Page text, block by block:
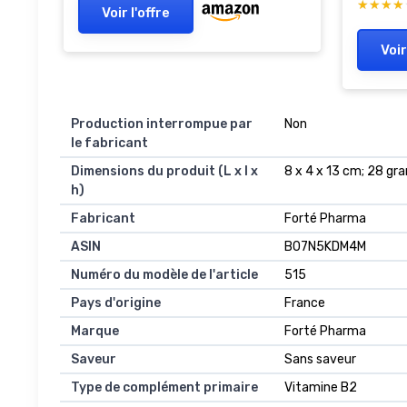
Voir l'offre
Production interrompue par
le fabricant
Non
Dimensions du produit (L x l x
h)
8 x 4 x 13 cm; 28
Fabricant
Forté Pharma
ASIN
B07N5KDM4M
Numéro du modèle de l'article
515
Pays d'origine
France
Marque
Forté Pharma
Saveur
Sans saveur
Type de complément primaire
Vitamine B2